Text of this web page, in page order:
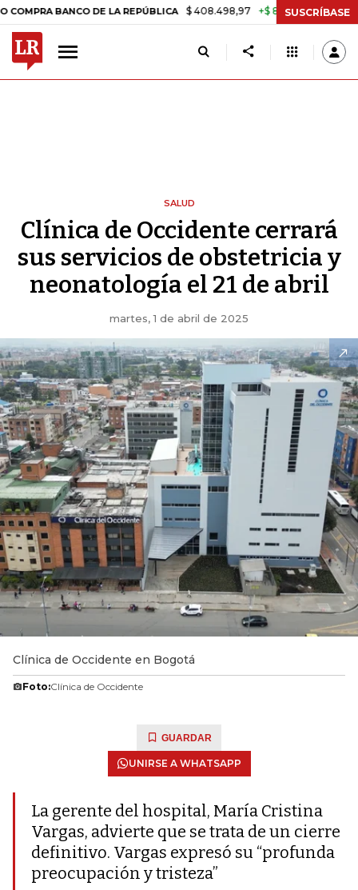
BANCO DE LA REPÚBLICA $ 408.498,97 +$ 8.753,81 +2,19% TASA
SUSCRÍBASE
SALUD
Clínica de Occidente cerrará
sus servicios de obstetricia y
neonatología el 21 de abril
martes, 1 de abril de 2025
Clínica de Occidente en Bogotá
Foto:Clínica de Occidente
GUARDAR
UNIRSE A WHATSAPP
La gerente del hospital, María Cristina
Vargas, advierte que se trata de un cierre
definitivo. Vargas expresó su “profunda
preocupación y tristeza”